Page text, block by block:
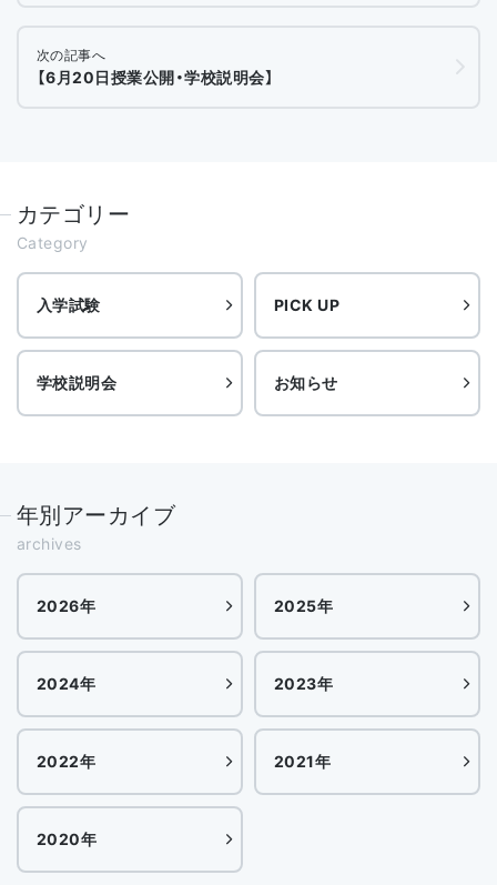
次の記事へ
【6月20日授業公開・学校説明会】
カテゴリー
Category
入学試験 PICK UP
学校説明会 お知らせ
年別アーカイブ
archives
2026年 2025年
2024年 2023年
2022年 2021年
2020年